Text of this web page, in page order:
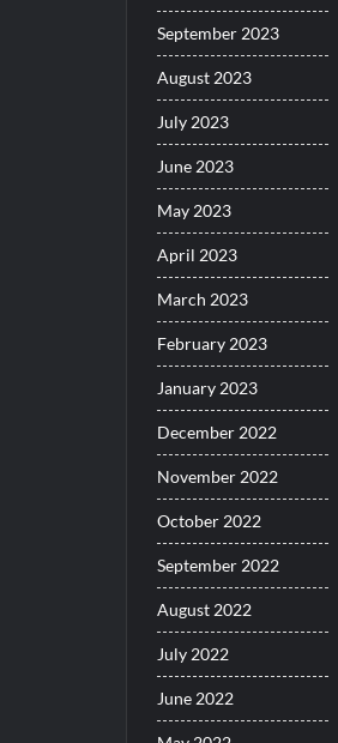
September 2023
August 2023
July 2023
June 2023
May 2023
April 2023
March 2023
February 2023
January 2023
December 2022
November 2022
October 2022
September 2022
August 2022
July 2022
June 2022